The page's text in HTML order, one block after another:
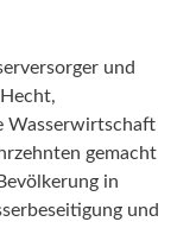
und
Wasserwirtschaft
gemacht
in
und